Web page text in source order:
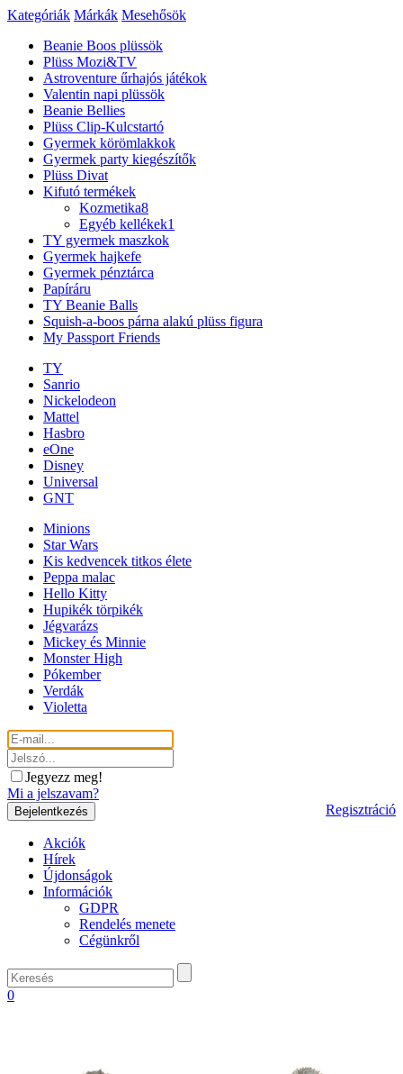
Kategóriák Márkák Mesehősök
Beanie Boos plüssök
Plüss Mozi&TV
Astroventure űrhajós játékok
Valentin napi plüssök
Beanie Bellies
Plüss Clip-Kulcstartó
Gyermek körömlakkok
Gyermek party kiegészítők
Plüss Divat
Kifutó termékek
Kozmetika8
Egyéb kellékek1
TY gyermek maszkok
Gyermek hajkefe
Gyermek pénztárca
Papíráru
TY Beanie Balls
Squish-a-boos párna alakú plüss figura
My Passport Friends
TY
Sanrio
Nickelodeon
Mattel
Hasbro
eOne
Disney
Universal
GNT
Minions
Star Wars
Kis kedvencek titkos élete
Peppa malac
Hello Kitty
Hupikék törpikék
Jégvarázs
Mickey és Minnie
Monster High
Pókember
Verdák
Violetta
Jegyezz meg!
Mi a jelszavam?
Regisztráció
Akciók
Hírek
Újdonságok
Információk
GDPR
Rendelés menete
Cégünkről
0